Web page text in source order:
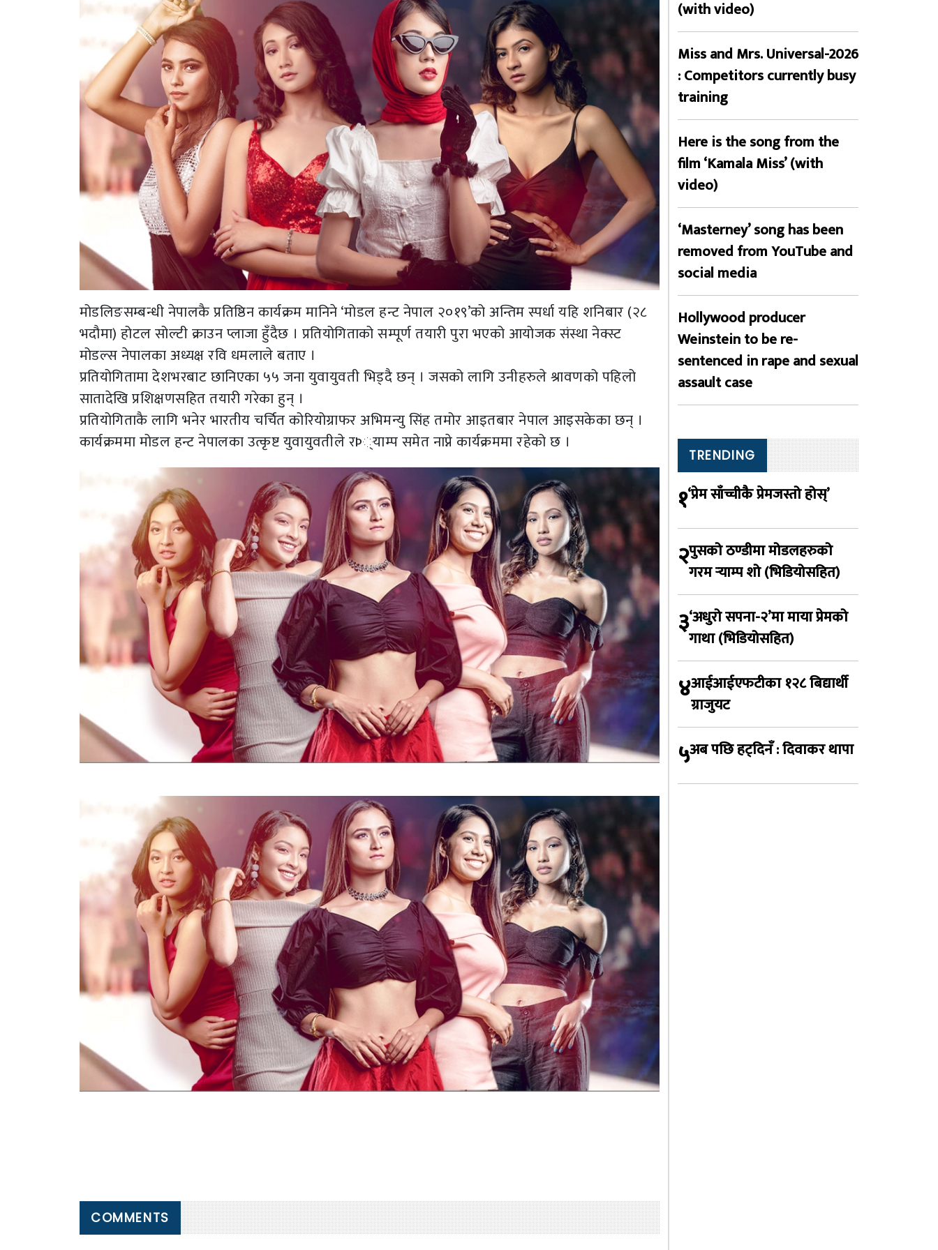
मोडलिङसम्बन्धी नेपालकै प्रतिष्ठिन कार्यक्रम मानिने ‘मोडल हन्ट नेपाल २०१९’को अन्तिम स्पर्धा यहि शनिबार (२८
भदौमा) होटल सोल्टी क्राउन प्लाजा हुँदैछ । प्रतियोगिताको सम्पूर्ण तयारी पुरा भएको आयोजक संस्था नेक्स्ट
मोडल्स नेपालका अध्यक्ष रवि धमलाले बताए ।
प्रतियोगितामा देशभरबाट छानिएका ५५ जना युवायुवती भिड्दै छन् । जसको लागि उनीहरुले श्रावणको पहिलो
सातादेखि प्रशिक्षणसहित तयारी गरेका हुन् ।
प्रतियोगिताकै लागि भनेर भारतीय चर्चित कोरियोग्राफर अभिमन्यु सिंह तमोर आइतबार नेपाल आइसकेका छन् ।
कार्यक्रममा मोडल हन्ट नेपालका उत्कृष्ट युवायुवतीले रÞ्याम्प समेत नाप्ने कार्यक्रममा रहेको छ ।
COMMENTS
(with video)
Miss and Mrs. Universal-2026
: Competitors currently busy
training
Here is the song from the
film ‘Kamala Miss’ (with
video)
‘Masterney’ song has been
removed from YouTube and
social media
Hollywood producer
Weinstein to be re-
sentenced in rape and sexual
assault case
TRENDING
१‘प्रेम साँच्चीकै प्रेमजस्तो होस्’
२पुसको ठण्डीमा मोडलहरुको
गरम र्‍याम्प शो (भिडियोसहित)
३‘अधुरो सपना-२’मा माया प्रेमको
गाथा (भिडियोसहित)
४आईआईएफटीका १२८ बिद्यार्थी
ग्राजुयट
५अब पछि हट्दिनँ : दिवाकर थापा